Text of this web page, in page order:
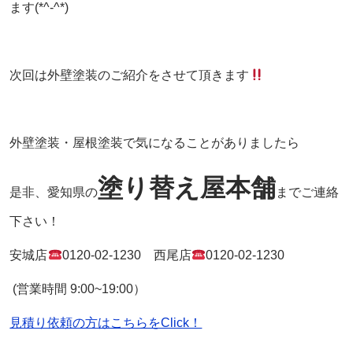
ます(*^-^*)
次回は外壁塗装のご紹介をさせて頂きます
外壁塗装・屋根塗装で気になることがありましたら
是非、愛知県の塗り替え屋本舗までご連絡
下さい！
安城店 0120-02-1230西尾店 0120-02-1230
(営業時間 9:00~19:00）
見積り依頼の方はこちらをClick！